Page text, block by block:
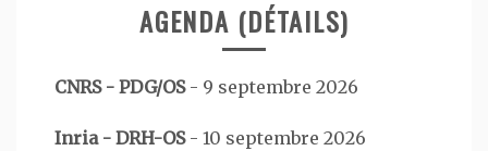
AGENDA (DÉTAILS)
CNRS - PDG/OS- 9 septembre 2026
Inria - DRH-OS- 10 septembre 2026